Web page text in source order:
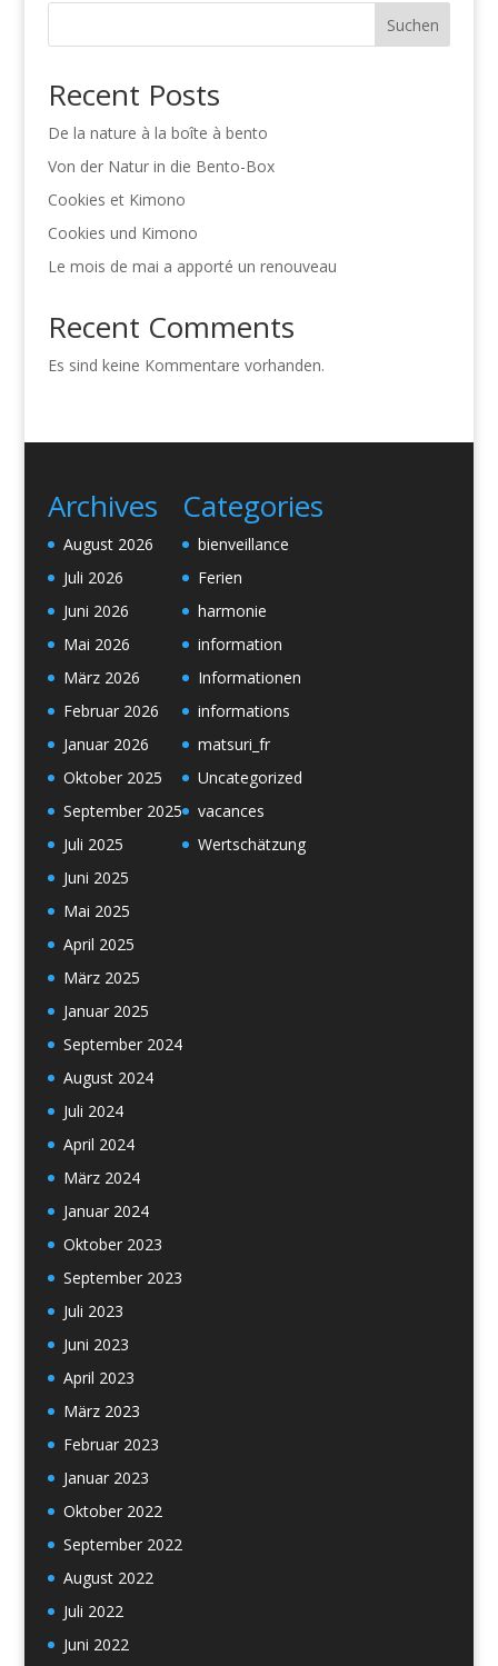
Suchen
Recent Posts
De la nature à la boîte à bento
Von der Natur in die Bento-Box
Cookies et Kimono
Cookies und Kimono
Le mois de mai a apporté un renouveau
Recent Comments
Es sind keine Kommentare vorhanden.
Archives
August 2026
Juli 2026
Juni 2026
Mai 2026
März 2026
Februar 2026
Januar 2026
Oktober 2025
September 2025
Juli 2025
Juni 2025
Mai 2025
April 2025
März 2025
Januar 2025
September 2024
August 2024
Juli 2024
April 2024
März 2024
Januar 2024
Oktober 2023
September 2023
Juli 2023
Juni 2023
April 2023
März 2023
Februar 2023
Januar 2023
Oktober 2022
September 2022
August 2022
Juli 2022
Juni 2022
Categories
bienveillance
Ferien
harmonie
information
Informationen
informations
matsuri_fr
Uncategorized
vacances
Wertschätzung